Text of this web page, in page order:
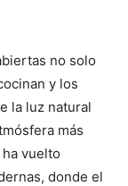
no solo
y los
la luz natural
más
vuelto
donde el